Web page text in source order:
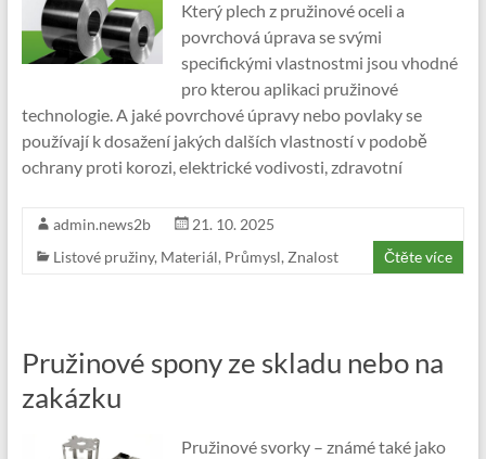
Který plech z pružinové oceli a
povrchová úprava se svými
specifickými vlastnostmi jsou vhodné
pro kterou aplikaci pružinové
technologie. A jaké povrchové úpravy nebo povlaky se
používají k dosažení jakých dalších vlastností v podobě
ochrany proti korozi, elektrické vodivosti, zdravotní
admin.news2b
21. 10. 2025
Listové pružiny, Materiál, Průmysl, Znalost Čtěte více
Pružinové spony ze skladu nebo na
zakázku
Pružinové svorky – známé také jako